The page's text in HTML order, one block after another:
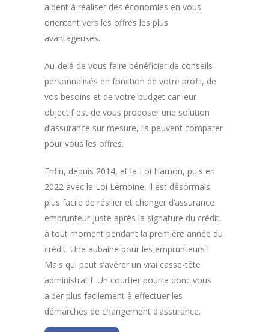
aident à réaliser des économies en vous
orientant vers les offres les plus
avantageuses.
Au-delà de vous faire bénéficier de conseils
personnalisés en fonction de votre profil, de
vos besoins et de votre budget car leur
objectif est de vous proposer une solution
d’assurance sur mesure, ils peuvent comparer
pour vous les offres.
Enfin, depuis 2014, et la Loi Hamon, puis en
2022 avec la Loi Lemoine, il est désormais
plus facile de résilier et changer d’assurance
emprunteur juste après la signature du crédit,
à tout moment pendant la première année du
crédit. Une aubaine pour les emprunteurs !
Mais qui peut s’avérer un vrai casse-tête
administratif. Un courtier pourra donc vous
aider plus facilement à effectuer les
démarches de changement d’assurance.